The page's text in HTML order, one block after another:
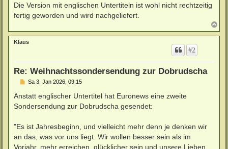
Die Version mit englischen Untertiteln ist wohl nicht rechtzeitig
fertig geworden und wird nachgeliefert.
a
c
Klaus
Re: Weihnachtssondersendung zur Dobrudscha
#2
B
i
r
Sa 3. Jan 2026, 09:15
Anstatt englischer Untertitel hat Euronews eine zweite
Sondersendung zur Dobrudscha gesendet:
"Es ist Jahresbeginn, und vielleicht mehr denn je denken wir
an das, was vor uns liegt. Wir wollen besser sein als im
Vorjahr, mehr erreichen, glücklicher sein und unsere Lieben